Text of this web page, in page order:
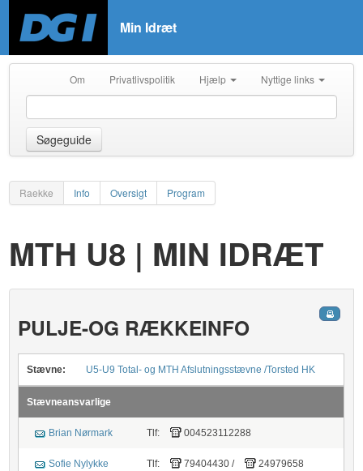
Min Idræt
Om Privatlivspolitik Hjælp Nyttige links
Søgeguide
Raekke Info Oversigt Program
MTH U8 | MIN IDRÆT
PULJE-OG RÆKKEINFO
Stævne: U5-U9 Total- og MTH Afslutningsstævne /Torsted HK
Stævneansvarlige
Brian Nørmark Tlf: 004523112288
Sofie Nylykke Tlf: 79404430 / 24979658